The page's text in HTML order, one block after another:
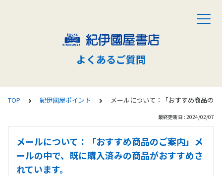
よくあるご質問
TOP 紀伊國屋ポイント メールについて：「おすすめ商品の
最終更新日 : 2024/02/07
メールについて：「おすすめ商品のご案内」メ
ールの中で、既に購入済みの商品がおすすめさ
れています。